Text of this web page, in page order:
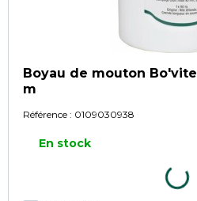
Boyau de mouton
m
Référence : 0109030938
En stock